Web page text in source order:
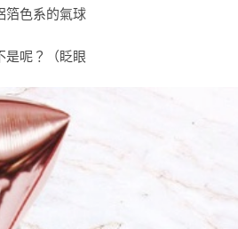
箔色系的氣球
是呢？（眨眼